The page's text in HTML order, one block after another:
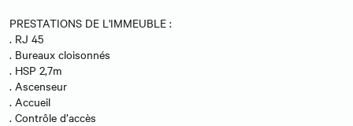
PRESTATIONS DE L'IMMEUBLE :
. RJ 45
. Bureaux cloisonnés
. HSP 2,7m
. Ascenseur
. Accueil
. Contrôle d’accès